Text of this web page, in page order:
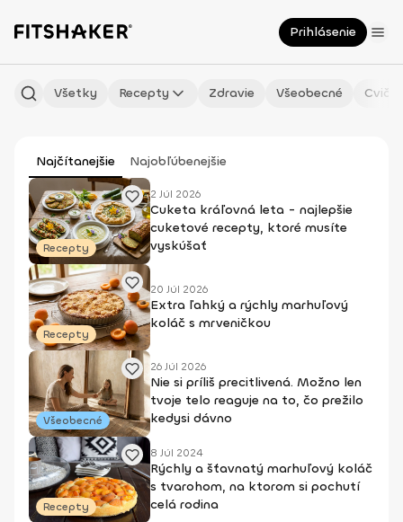
Prihlásenie
Všetky Recepty Zdravie Všeobecné
Najčítanejšie Najobľúbenejšie
Recepty
2 Júl 2026
Cuketa kráľovná leta - najlepšie
cuketové recepty, ktoré musíte
vyskúšať
Recepty
20 Júl 2026
Extra ľahký a rýchly marhuľový
koláč s mrveničkou
Všeobecné
26 Júl 2026
Nie si príliš precitlivená. Možno len
tvoje telo reaguje na to, čo prežilo
kedysi dávno
Recepty
8 Júl 2024
Rýchly a šťavnatý marhuľový koláč
s tvarohom, na ktorom si pochutí
celá rodina